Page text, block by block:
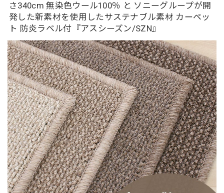
さ340cm 無染色ウール100％ と ソニーグループが開
発した新素材を使用したサステナブル素材 カーペッ
ト 防炎ラベル付『アスシーズン/SZN』